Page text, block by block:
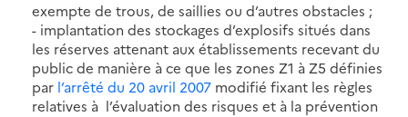
exempte de trous, de saillies ou d’autres obstacles ;
- implantation des stockages d’explosifs situés dans
les réserves attenant aux établissements recevant du
public de manière à ce que les zones Z1 à Z5 définies
par l’arrêté du 20 avril 2007 modifié fixant les règles
relatives à l’évaluation des risques et à la prévention